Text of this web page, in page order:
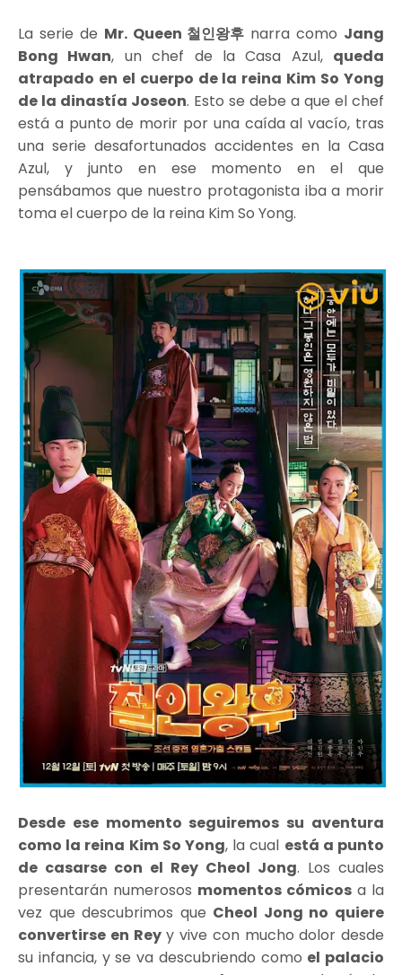
La serie de Mr. Queen 철인왕후 narra como Jang
Bong Hwan, un chef de la Casa Azul, queda
atrapado en el cuerpo de la reina Kim So Yong
de la dinastía Joseon. Esto se debe a que el chef
está a punto de morir por una caída al vacío, tras
una serie desafortunados accidentes en la Casa
Azul, y junto en ese momento en el que
pensábamos que nuestro protagonista iba a morir
toma el cuerpo de la reina Kim So Yong.
Desde ese momento seguiremos su aventura
como la reina Kim So Yong, la cual está a punto
de casarse con el Rey Cheol Jong. Los cuales
presentarán numerosos momentos cómicos a la
vez que descubrimos que Cheol Jong no quiere
convertirse en Reyy vive con mucho dolor desde
su infancia, y se va descubriendo como el palacio